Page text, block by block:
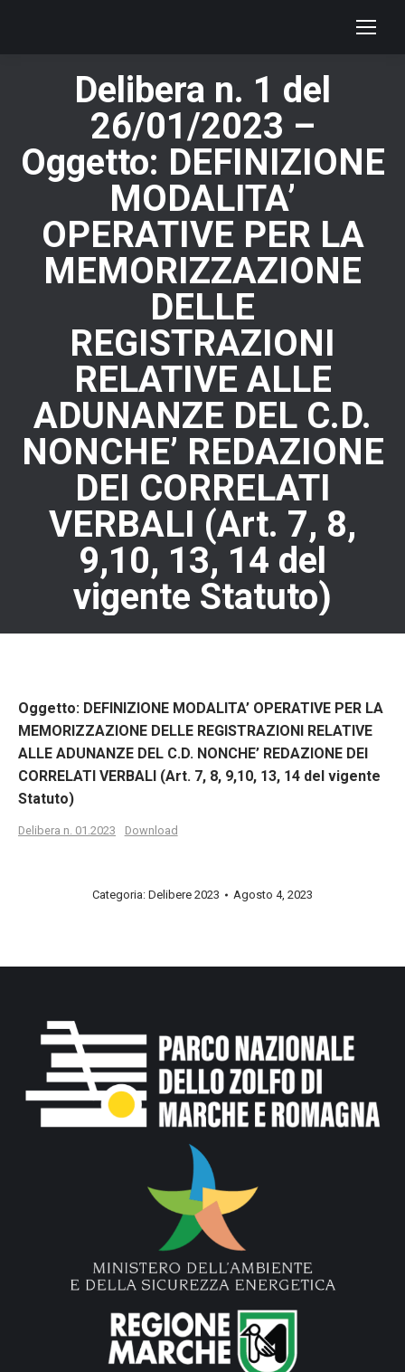
Delibera n. 1 del
26/01/2023 –
Oggetto: DEFINIZIONE
MODALITA’
OPERATIVE PER LA
MEMORIZZAZIONE
DELLE
REGISTRAZIONI
RELATIVE ALLE
ADUNANZE DEL C.D.
NONCHE’ REDAZIONE
DEI CORRELATI
VERBALI (Art. 7, 8,
9,10, 13, 14 del
vigente Statuto)
Oggetto: DEFINIZIONE MODALITA’ OPERATIVE PER LA
MEMORIZZAZIONE DELLE REGISTRAZIONI RELATIVE
ALLE ADUNANZE DEL C.D. NONCHE’ REDAZIONE DEI
CORRELATI VERBALI (Art. 7, 8, 9,10, 13, 14 del vigente
Statuto)
Delibera n. 01.2023 Download
Categoria: Delibere 2023 Agosto 4, 2023